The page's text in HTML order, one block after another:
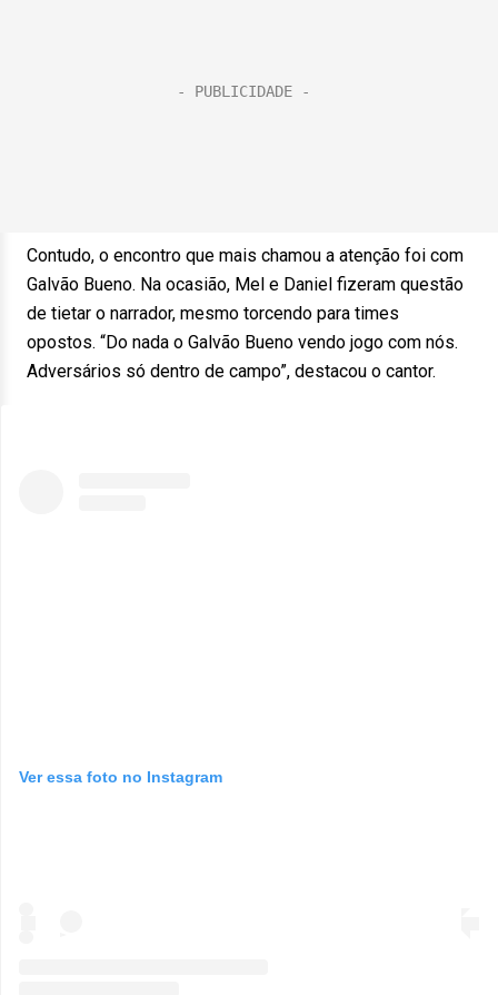
Contudo, o encontro que mais chamou a atenção foi com
Galvão Bueno. Na ocasião, Mel e Daniel fizeram questão
de tietar o narrador, mesmo torcendo para times
opostos. “Do nada o Galvão Bueno vendo jogo com nós.
Adversários só dentro de campo”, destacou o cantor.
Ver essa foto no Instagram